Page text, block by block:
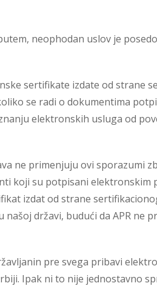
neophodan uslov je
sertifikate izdate od strane
se radi o dokumentima
elektronskih usluga od
ne primenjuju ovi sporazumi
koji su potpisani
izdat od strane
državi, budući da APR
pre svega pribavi
Ipak ni to nije jednostavno